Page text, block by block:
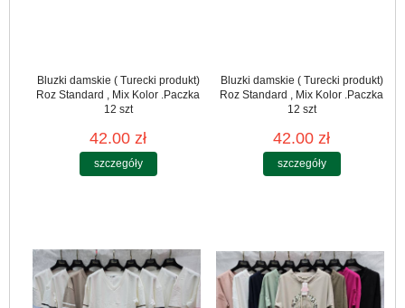
Bluzki damskie ( Turecki produkt)
Roz Standard , Mix Kolor .Paczka
12 szt
42.00 zł
szczegóły
Bluzki damskie ( Turecki produkt)
Roz Standard , Mix Kolor .Paczka
12 szt
42.00 zł
szczegóły